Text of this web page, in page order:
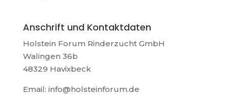
Anschrift und Kontaktdaten
Holstein Forum Rinderzucht GmbH
Walingen 36b
48329 Havixbeck
Email: info@holsteinforum.de